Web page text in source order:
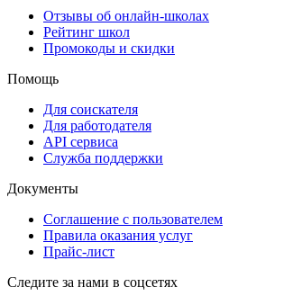
Отзывы об онлайн-школах
Рейтинг школ
Промокоды и скидки
Помощь
Для соискателя
Для работодателя
API сервиса
Служба поддержки
Документы
Соглашение с пользователем
Правила оказания услуг
Прайс-лист
Следите за нами в соцсетях